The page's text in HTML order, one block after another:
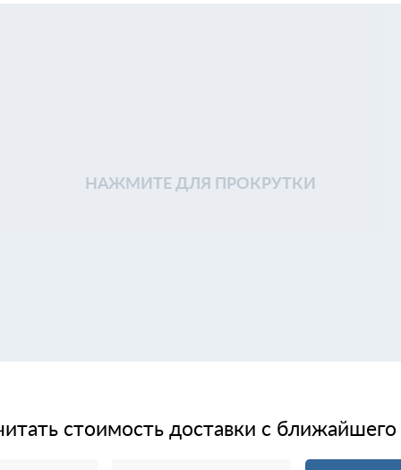
НАЖМИТЕ ДЛЯ ПРОКРУТКИ
стоимость доставки с ближайшего